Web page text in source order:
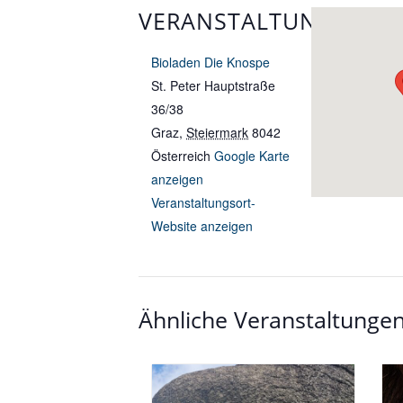
VERANSTALTUNGSORT
Bioladen Die Knospe
St. Peter Hauptstraße
36/38
Graz, Steiermark 8042
Österreich Google Karte
anzeigen
Veranstaltungsort-
Website anzeigen
Ähnliche